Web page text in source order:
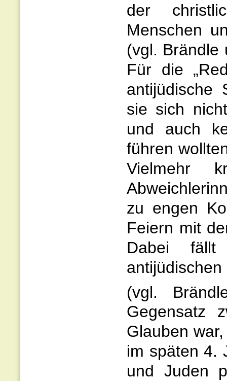
der
Menschen
(vgl. Brändle
Für die
antijüdische
sie sich
und auch
führen
Vielmehr
zu engen
Feiern mit
Dabei
(vgl.
Gegensatz
Glauben
im späten 4.
und Juden